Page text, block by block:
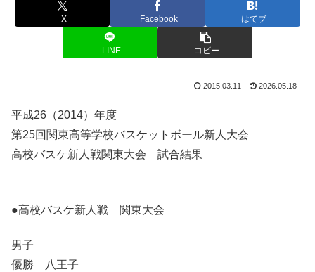
X Facebook はてブ
LINE コピー
2015.03.11 2026.05.18
平成26（2014）年度
第25回関東高等学校バスケットボール新人大会
高校バスケ新人戦関東大会 試合結果
●高校バスケ新人戦 関東大会
男子
優勝 八王子